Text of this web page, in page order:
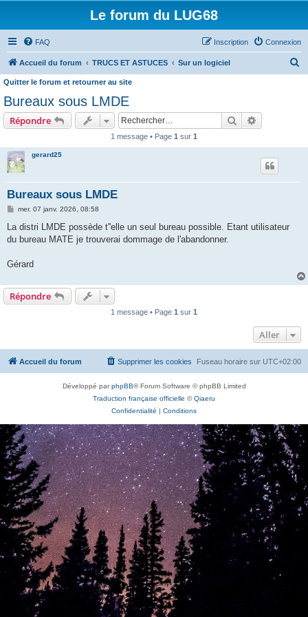
Le forum du LUG68
FAQ Connexion
Inscription
Accueil du forum TRUCS ET ASTUCES Sur un logiciel
Quitter le forum et retourner au site
Bureaux sous LMDE
Répondre Rechercher
1 message • Page 1 sur 1
gerard25
Bureaux sous LMDE
M
s
a
mer. 07 janv. 2026, 08:58
La distri LMDE possède t''elle un seul bureau possible. Etant utilisateur
du bureau MATE je trouverai dommage de l'abandonner.
Gérard
Répondre
1 message • Page 1 sur 1
Aller
Accueil du forum Fuseau horaire sur UTC+02:00
Supprimer les cookies
Développé parphpBB® Forum Software © phpBB Limited
Traduction française officielle ©Qiaeru
Confidentialité | Conditions